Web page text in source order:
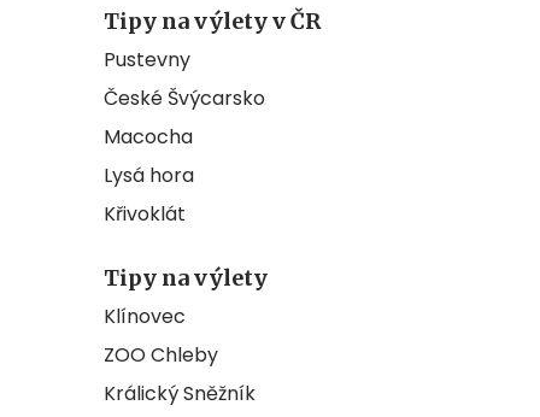
Tipy na výlety v ČR
Pustevny
České Švýcarsko
Macocha
Lysá hora
Křivoklát
Tipy na výlety
Klínovec
ZOO Chleby
Králický Sněžník